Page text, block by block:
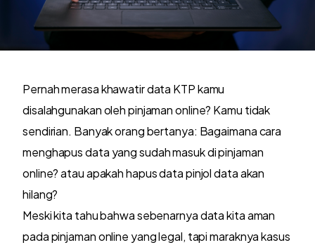
Pernah merasa khawatir data KTP kamu
disalahgunakan oleh pinjaman online? Kamu tidak
sendirian. Banyak orang bertanya: Bagaimana cara
menghapus data yang sudah masuk di pinjaman
online? atau apakah hapus data pinjol data akan
hilang?
Meski kita tahu bahwa sebenarnya data kita aman
pada pinjaman online yang legal, tapi maraknya kasus